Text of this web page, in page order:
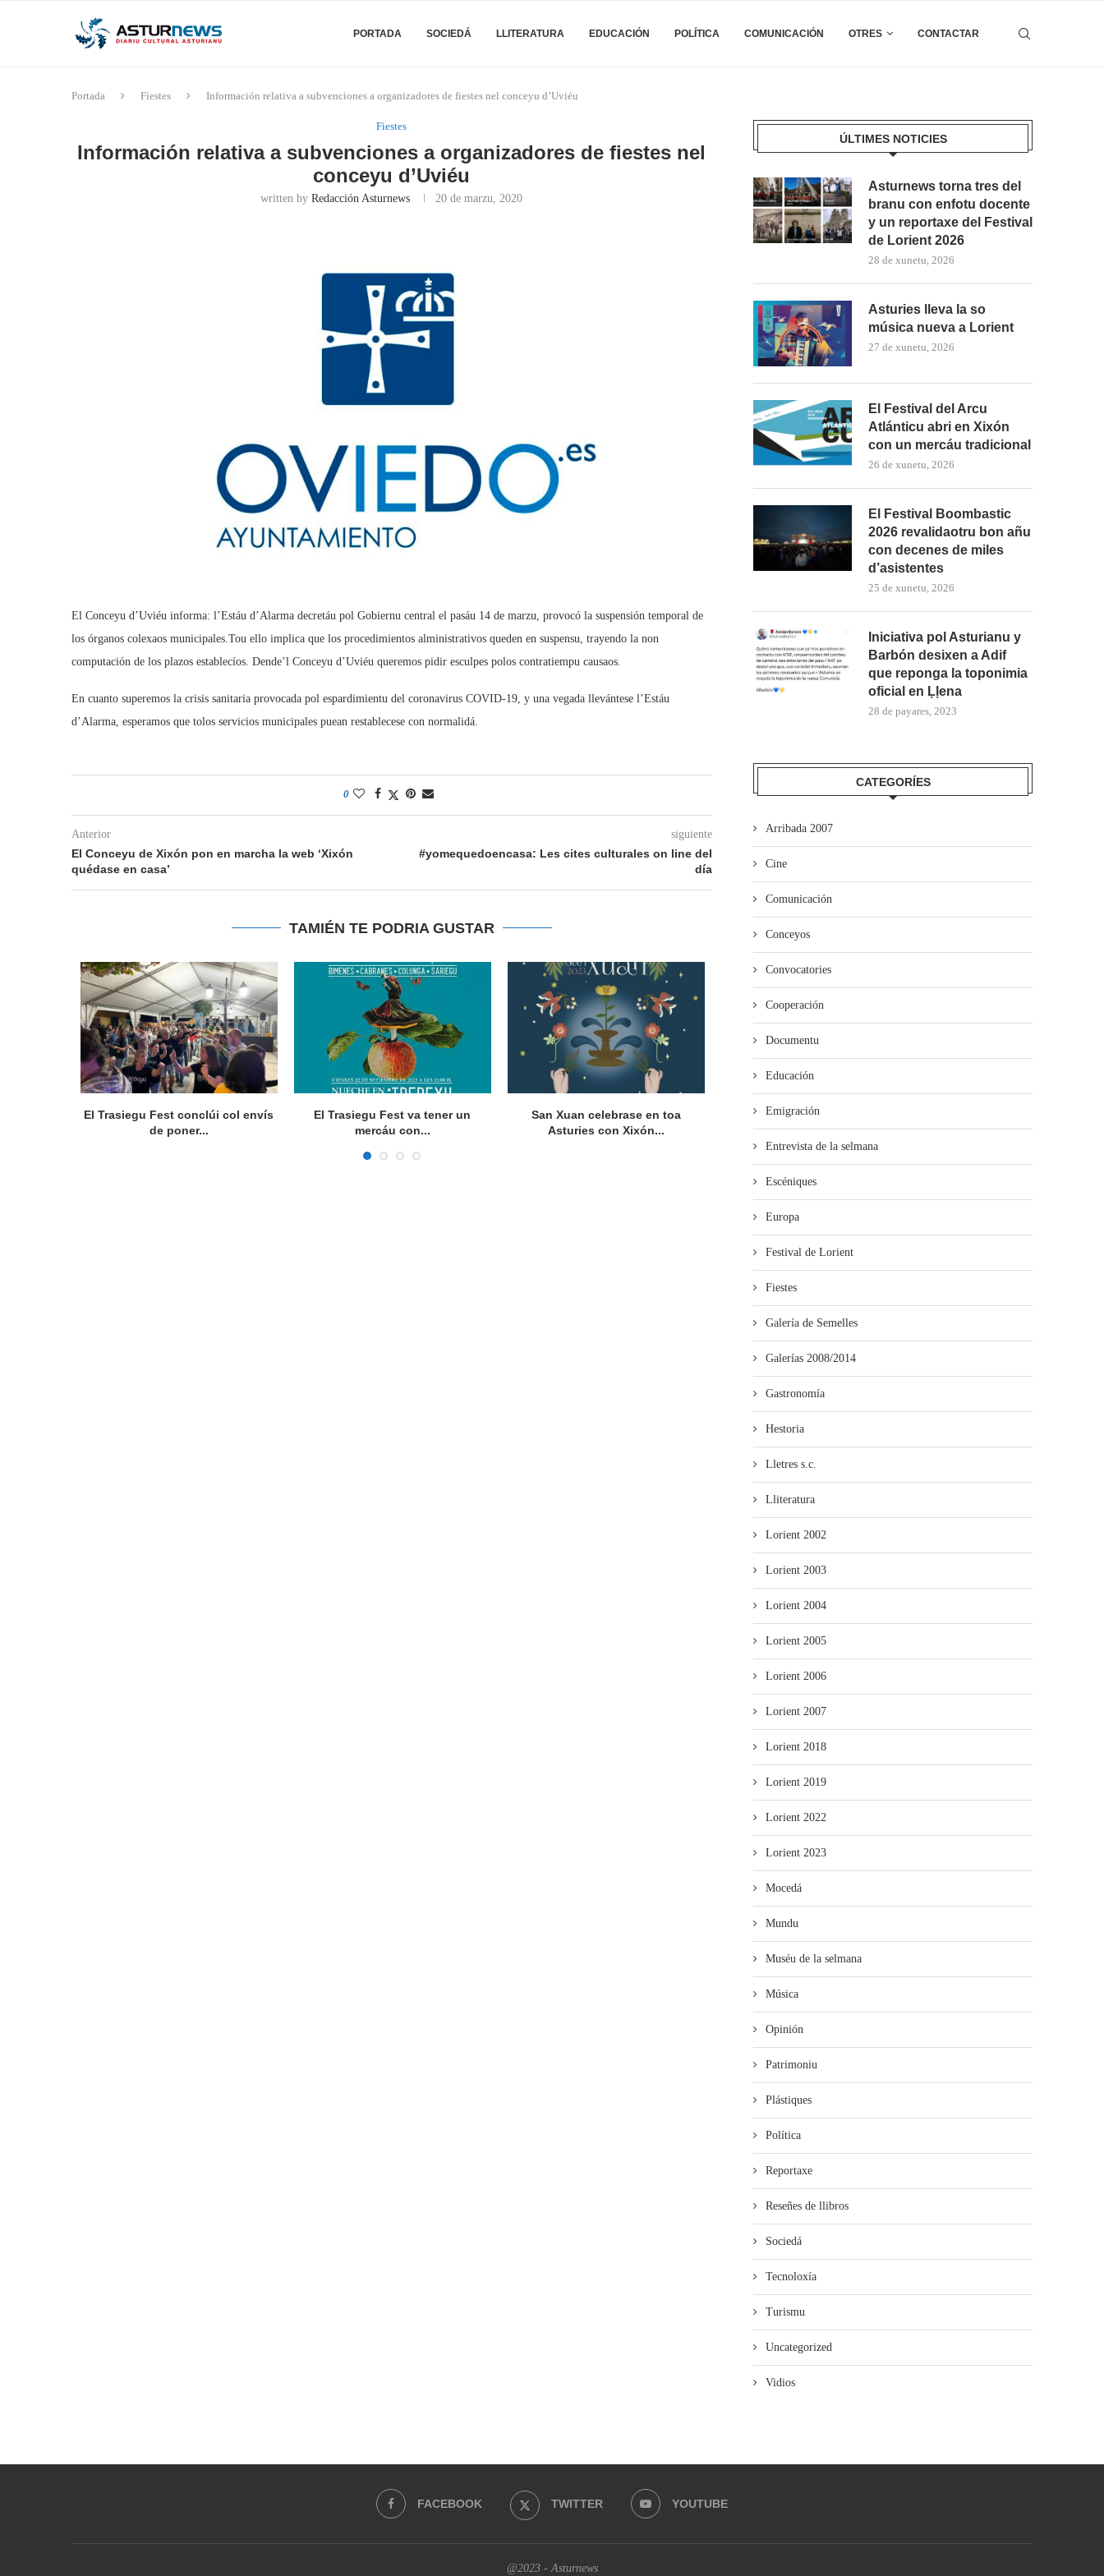
PORTADA SOCIEDÁ LLITERATURA EDUCACIÓN POLÍTICA COMUNICACIÓN OTRES CONTACTAR
Portada Fiestes Información relativa a subvenciones a organizadores de fiestes nel conceyu d’Uviéu
Fiestes
Información relativa a subvenciones a organizadores de fiestes nel
conceyu d’Uviéu
written byRedacción Asturnews 20 de marzu, 2020
El Conceyu d’Uviéu informa: l’Estáu d’Alarma decretáu pol Gobiernu central el pasáu 14 de marzu, provocó la suspensión temporal de
los órganos colexaos municipales.Tou ello implica que los procedimientos alministrativos queden en suspensu, trayendo la non
computación de los plazos establecíos. Dende’l Conceyu d’Uviéu queremos pidir esculpes polos contratiempu causaos.
En cuanto superemos la crisis sanitaria provocada pol espardimientu del coronavirus COVID-19, y una vegada llevántese l’Estáu
d’Alarma, esperamos que tolos servicios municipales puean restablecese con normalidá.
0
Anterior
El Conceyu de Xixón pon en marcha la web ‘Xixón
quédase en casa’
siguiente
#yomequedoencasa: Les cites culturales on line del
día
TAMIÉN TE PODRIA GUSTAR
El Trasiegu Fest conclúi col envís
de poner...
El Trasiegu Fest va tener un
mercáu con...
San Xuan celebrase en toa
Asturies con Xixón...
Vuelven los Taragaños del Cofrade
a Uviéu
programación especial
ÚLTIMES NOTICIES
Asturnews torna tres del
branu con enfotu docente
y un reportaxe del Festival
de Lorient 2026
28 de xunetu, 2026
Asturies lleva la so
música nueva a Lorient
27 de xunetu, 2026
El Festival del Arcu
Atlánticu abri en Xixón
con un mercáu tradicional
26 de xunetu, 2026
El Festival Boombastic
2026 revalidaotru bon añu
con decenes de miles
d’asistentes
25 de xunetu, 2026
Iniciativa pol Asturianu y
Barbón desixen a Adif
que reponga la toponimia
oficial en Ḷḷena
28 de payares, 2023
CATEGORÍES
Arribada 2007
Cine
Comunicación
Conceyos
Convocatories
Cooperación
Documentu
Educación
Emigración
Entrevista de la selmana
Escéniques
Europa
Festival de Lorient
Fiestes
Galería de Semelles
Galerías 2008/2014
Gastronomía
Hestoria
Lletres s.c.
Lliteratura
Lorient 2002
Lorient 2003
Lorient 2004
Lorient 2005
Lorient 2006
Lorient 2007
Lorient 2018
Lorient 2019
Lorient 2022
Lorient 2023
Mocedá
Mundu
Muséu de la selmana
Música
Opinión
Patrimoniu
Plástiques
Política
Reportaxe
Reseñes de llibros
Sociedá
Tecnoloxía
Turismu
Uncategorized
Vidios
FACEBOOK TWITTER YOUTUBE
@2023 - Asturnews